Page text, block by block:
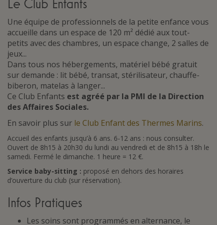
Le Club Enfants
Une équipe de professionnels de la petite enfance vous
accueille dans un espace de 120 m² dédié aux tout-
petits avec des chambres, un espace change, 2 salles de
jeux...
Dans tous nos hébergements, matériel bébé gratuit
sur demande : lit bébé, transat, stérilisateur, chauffe-
biberon, matelas à langer...
Ce Club Enfants est agréé par la PMI de la Direction
des Affaires Sociales.
En savoir plus sur le Club Enfant des Thermes Marins.
Accueil des enfants jusqu’à 6 ans. 6-12 ans : nous consulter.
Ouvert de 8h15 à 20h30 du lundi au vendredi et de 8h15 à 18h le
samedi. Fermé le dimanche. 1 heure = 12 €.
Service baby-sitting : proposé en dehors des horaires
d’ouverture du club (sur réservation).
Infos Pratiques
Les soins sont programmés en alternance, le